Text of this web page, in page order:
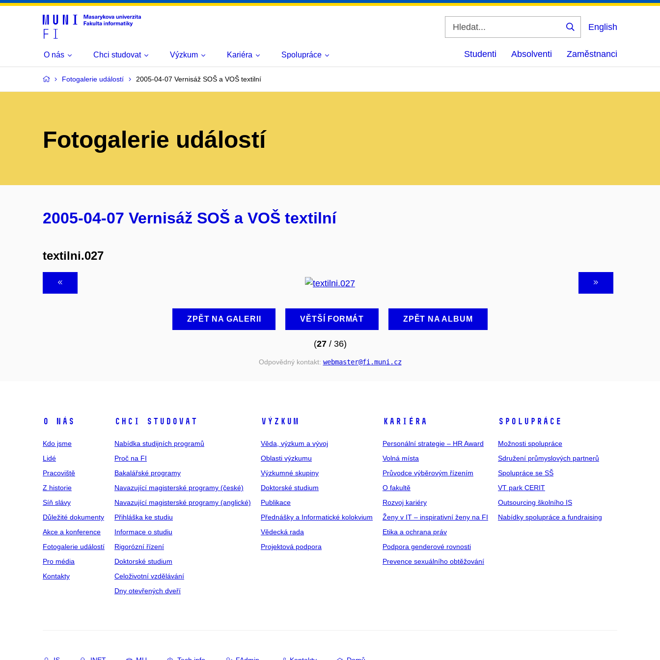
Vyhledat
English
O nás Chci studovat Výzkum Kariéra Spolupráce Studenti Absolventi Zaměstnanci
Fotogalerie událostí 2005-04-07 Vernisáž SOŠ a VOŠ textilní
Fotogalerie událostí
2005-04-07 Vernisáž SOŠ a VOŠ textilní
textilni.027
ZPĚT NA GALERII VĚTŠÍ FORMÁT ZPĚT NA ALBUM
(27/ 36)
Odpovědný kontakt: webmaster@fi .muni .cz
O NÁS
Kdo jsme
Lidé
Pracoviště
Z historie
Síň slávy
Důležité dokumenty
Akce a konference
Fotogalerie událostí
Pro média
Kontakty
CHCI STUDOVAT
Nabídka studijních programů
Proč na FI
Bakalářské programy
Navazující magisterské programy (české)
Navazující magisterské programy (anglické)
Přihláška ke studiu
Informace o studiu
Rigorózní řízení
Doktorské studium
Celoživotní vzdělávání
Dny otevřených dveří
VÝZKUM
Věda, výzkum a vývoj
Oblasti výzkumu
Výzkumné skupiny
Doktorské studium
Publikace
Přednášky a Informatické kolokvium
Vědecká rada
Projektová podpora
KARIÉRA
Personální strategie – HR Award
Volná místa
Průvodce výběrovým řízením
O fakultě
Rozvoj kariéry
Ženy v IT – inspirativní ženy na FI
Etika a ochrana práv
Podpora genderové rovnosti
Prevence sexuálního obtěžování
SPOLUPRÁCE
Možnosti spolupráce
Sdružení průmyslových partnerů
Spolupráce se SŠ
VT park CERIT
Outsourcing školního IS
Nabídky spolupráce a fundraising